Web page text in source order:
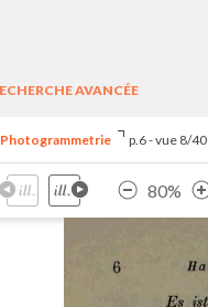
AVANCÉE
Photogrammetrie p.6 - vue 8/40
80%